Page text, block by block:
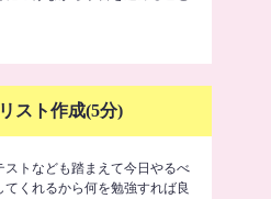
スト作成(5分)
トなども踏まえて今日やるべ
てくれるから何を勉強すれば良